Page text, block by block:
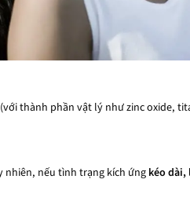
thành phần vật lý như zinc oxide,
nhiên, nếu tình trạng kích ứng kéo dài,